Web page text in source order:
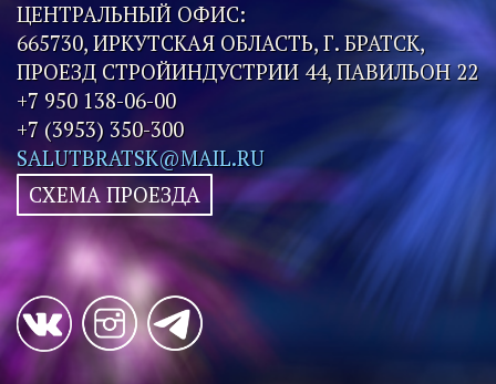
ЦЕНТРАЛЬНЫЙ ОФИС:
665730, ИРКУТСКАЯ ОБЛАСТЬ, Г. БРАТСК,
ПРОЕЗД СТРОЙИНДУСТРИИ 44, ПАВИЛЬОН 22
+7 950 138-06-00
+7 (3953) 350-300
SALUTBRATSK@MAIL.RU
СХЕМА ПРОЕЗДА